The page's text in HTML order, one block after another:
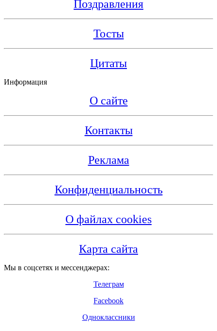
Поздравления
Тосты
Цитаты
Информация
О сайте
Контакты
Реклама
Конфиденциальность
О файлах cookies
Карта сайта
Мы в соцсетях и мессенджерах:
Телеграм
Facebook
Одноклассники